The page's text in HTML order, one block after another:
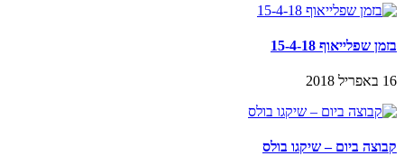
בזמן שפלייאוף 15-4-18
16 באפריל 2018
קבוצה ביום – שיקגו בולס